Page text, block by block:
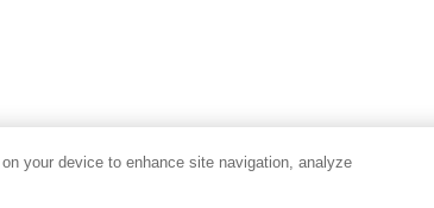
your device to enhance site navigation, analyze